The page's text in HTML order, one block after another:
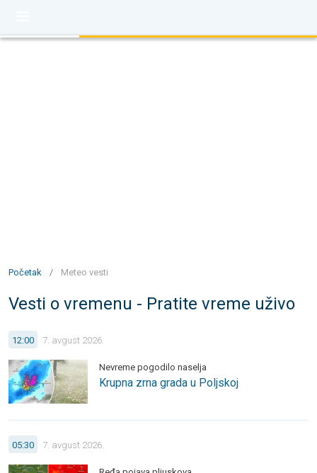
Početak / Meteo vesti
Vesti o vremenu - Pratite vreme uživo
Krupna zrna grada u Poljskoj. Nevreme pogodilo naselja.
12:00 7. avgust 2026.
Nevreme pogodilo naselja
Krupna zrna grada u Poljskoj
Tek za koji stepen niža temperatura. Ređa pojava pljuskova.
05:30 7. avgust 2026.